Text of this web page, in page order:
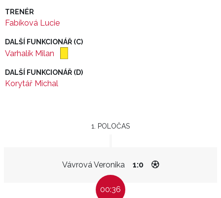
TRENÉR
Fabíková Lucie
DALŠÍ FUNKCIONÁŘ (C)
Varhalík Milan
DALŠÍ FUNKCIONÁŘ (D)
Korytář Michal
1. POLOČAS
Vávrová Veronika 1:0
00:36